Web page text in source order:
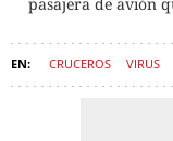
CRUCEROS VIRUS